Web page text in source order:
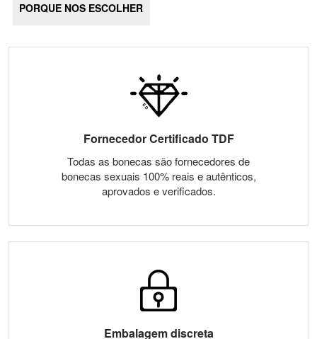
PORQUE NOS ESCOLHER
Fornecedor Certificado TDF
Todas as bonecas são fornecedores de
bonecas sexuais 100% reais e autênticos,
aprovados e verificados.
Embalagem discreta